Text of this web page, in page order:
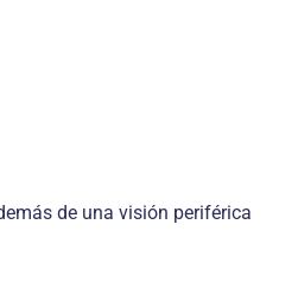
de una visión periférica